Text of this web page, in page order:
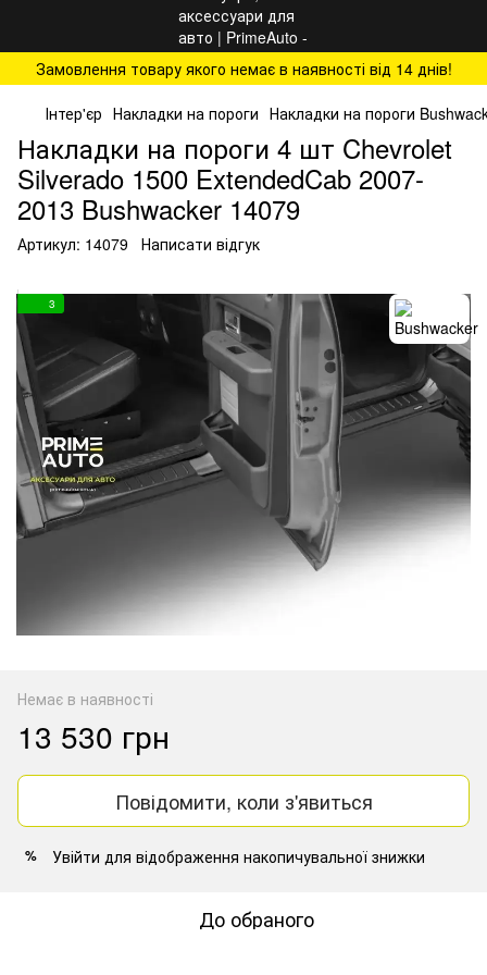
Замовлення товару якого немає в наявності від 14 днів!
Інтер'єр Накладки на пороги Накладки на пороги
Накладки на пороги 4 шт Chevrolet
Silverado 1500 ExtendedCab 2007-
2013 Bushwacker 14079
Артикул: 14079 Написати відгук
3
Немає в наявності
13 530 грн
Повідомити, коли з'явиться
% Увійти для відображення накопичувальної знижки
До обраного